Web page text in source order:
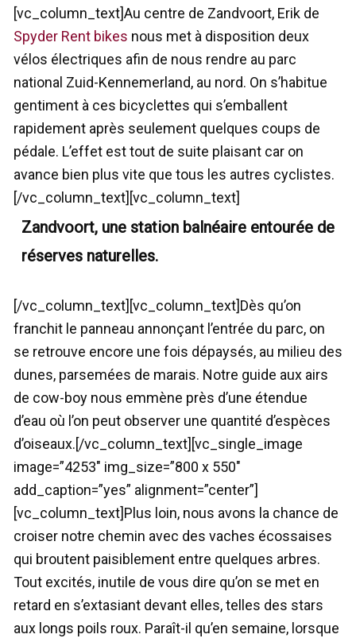
[vc_column_text]Au centre de Zandvoort, Erik de
Spyder Rent bikes nous met à disposition deux
vélos électriques afin de nous rendre au parc
national Zuid-Kennemerland, au nord. On s’habitue
gentiment à ces bicyclettes qui s’emballent
rapidement après seulement quelques coups de
pédale. L’effet est tout de suite plaisant car on
avance bien plus vite que tous les autres cyclistes.
[/vc_column_text][vc_column_text]
Zandvoort, une station balnéaire entourée de
réserves naturelles.
[/vc_column_text][vc_column_text]Dès qu’on
franchit le panneau annonçant l’entrée du parc, on
se retrouve encore une fois dépaysés, au milieu des
dunes, parsemées de marais. Notre guide aux airs
de cow-boy nous emmène près d’une étendue
d’eau où l’on peut observer une quantité d’espèces
d’oiseaux.[/vc_column_text][vc_single_image
image=”4253″ img_size=”800 x 550″
add_caption=”yes” alignment=”center”]
[vc_column_text]Plus loin, nous avons la chance de
croiser notre chemin avec des vaches écossaises
qui broutent paisiblement entre quelques arbres.
Tout excités, inutile de vous dire qu’on se met en
retard en s’extasiant devant elles, telles des stars
aux longs poils roux. Paraît-il qu’en semaine, lorsque